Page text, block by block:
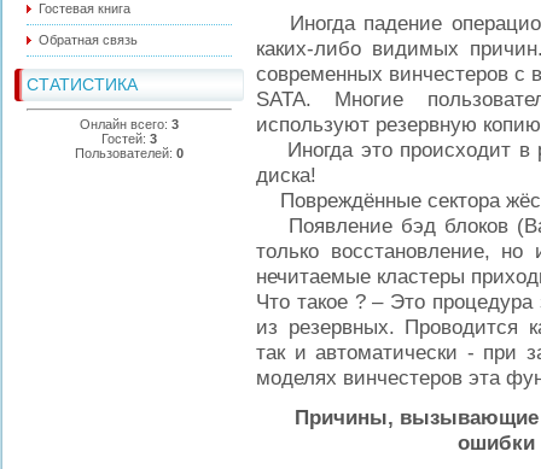
Гостевая книга
Обратная связь
СТАТИСТИКА
Онлайн всего: 3
Гостей: 3
Пользователей: 0
Иногда падение
каких-либо видимых
современных винчестеров с
SATA. Многие
используют резервную
Иногда это происходит в
диска!
Повреждённые сектора
Появление бэд блоков
только восстановление,
нечитаемые кластеры
Что такое ? – Это
из резервных. Проводится
так и автоматически - при
моделях винчестеров эта
Причины, вызывающие
ошибки